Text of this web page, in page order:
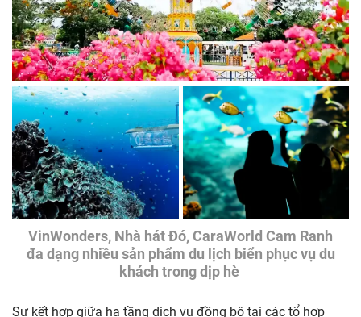
VinWonders, Nhà hát Đó, CaraWorld Cam Ranh
đa dạng nhiều sản phẩm du lịch biển phục vụ du
khách trong dịp hè
Sự kết hợp giữa hạ tầng dịch vụ đồng bộ tại các tổ hợp